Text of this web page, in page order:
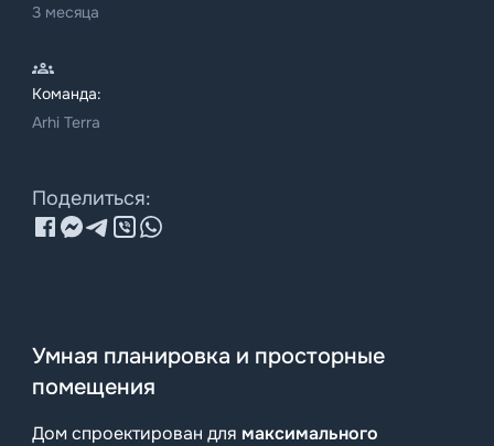
3 месяца
Команда:
Arhi Terra
Поделиться:
Умная планировка и просторные
помещения
Дом спроектирован для максимального